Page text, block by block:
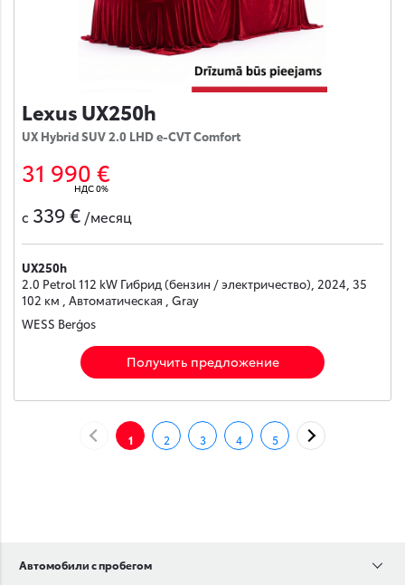
Lexus UX250h
UX Hybrid SUV 2.0 LHD e-CVT Comfort
31 990 €
НДС 0%
с 339 € /месяц
UX250h
2.0 Petrol 112 kW Гибрид (бензин / электричество), 2024, 35
102 км , Автоматическая , Gray
WESS Berģos
Получить предложение
НАЗАД ДАЛЕЕ
1 2 3 4 5
Автомобили с пробегом